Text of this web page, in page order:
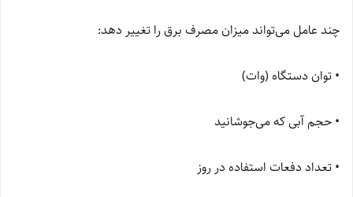
چند عامل می‌تواند میزان مصرف برق را تغییر دهد:
• توان دستگاه (وات)
• حجم آبی که می‌جوشانید
• تعداد دفعات استفاده در روز